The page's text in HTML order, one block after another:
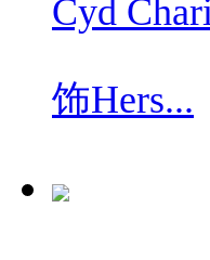
Cyd
饰Hers...